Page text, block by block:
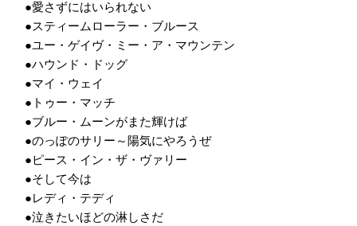
●愛さずにはいられない
●スティームローラー・ブルース
●ユー・ゲイヴ・ミー・ア・マウンテン
●ハウンド・ドッグ
●マイ・ウェイ
●トゥー・マッチ
●ブルー・ムーンがまた輝けば
●のっぽのサリー～陽気にやろうぜ
●ピース・イン・ザ・ヴァリー
●そして今は
●レディ・テディ
●泣きたいほどの淋しさだ